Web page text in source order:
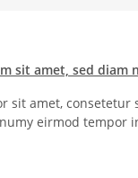
sit amet, sed diam
sit amet, consetetur
eirmod tempor